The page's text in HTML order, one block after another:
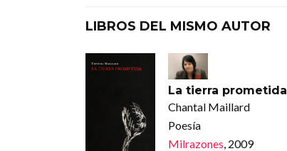
LIBROS DEL MISMO AUTOR
La tierra prometida
Chantal Maillard
Poesía
Milrazones, 2009